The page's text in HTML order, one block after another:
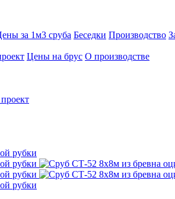
за 1м3 сруба Беседки Производство
Цены на брус О производстве
проект